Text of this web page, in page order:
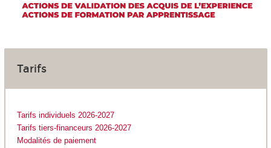
Tarifs
Tarifs individuels 2026-2027
Tarifs tiers-financeurs 2026-2027
Modalités de paiement